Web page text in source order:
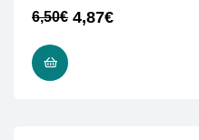
6,50€ 4,87€